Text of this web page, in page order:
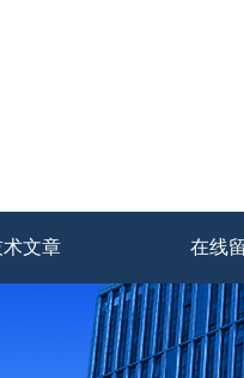
术文章 在线